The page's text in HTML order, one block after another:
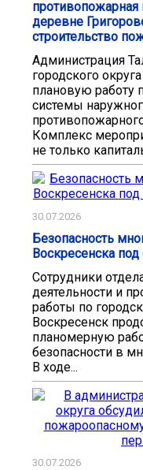
противопожарная
деревне
строительство
Администрация
городского
плановую работу
системы
Комплекс
не только
30.07.2026
Безопасность
Воскресенска
Сотрудники
деятельности и
работы по
Воскресенск
планомерную
безопасности в
В ходе...
30.07.2026